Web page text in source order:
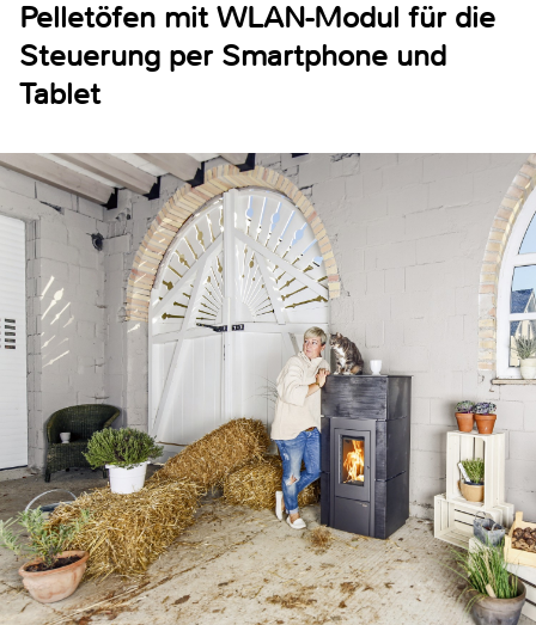
Pelletöfen mit WLAN-Modul für die
Steuerung per Smartphone und
Tablet